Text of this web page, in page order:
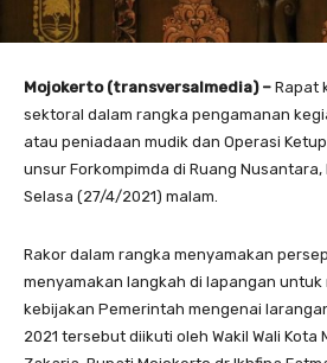
Mojokerto (transversalmedia) – Rapat
sektoral dalam rangka pengamanan
atau peniadaan mudik dan Operasi
unsur Forkompimda di Ruang
Selasa (27/4/2021) malam.
Rakor dalam rangka menyamakan
menyamakan langkah di lapangan untuk
kebijakan Pemerintah mengenai
2021 tersebut diikuti oleh Wakil Wali Kota